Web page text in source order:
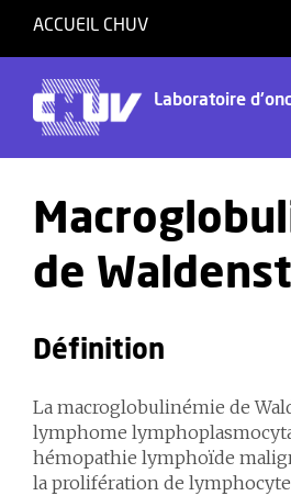
ACCUEIL CHUV
Laboratoire
de
Définition
La macroglobulinémie de
lymphome
hémopathie lymphoïde
la prolifération de